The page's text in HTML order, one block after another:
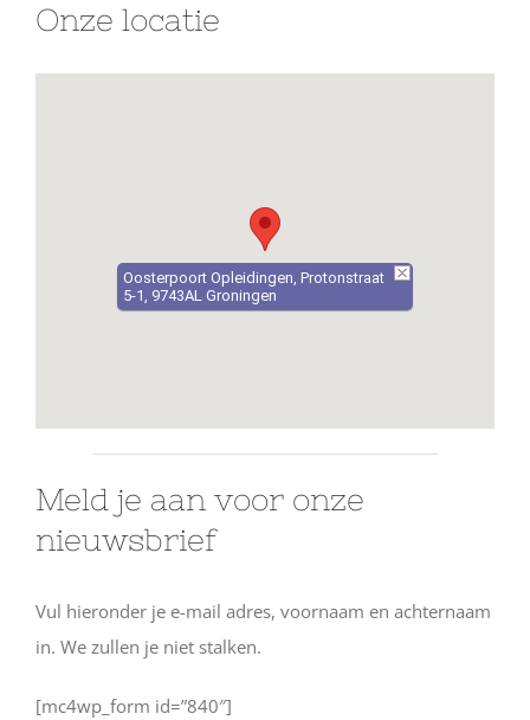
Onze locatie
Oosterpoort Opleidingen, Protonstraat
5-1, 9743AL Groningen
Meld je aan voor onze
nieuwsbrief
Vul hieronder je e-mail adres, voornaam en achternaam
in. We zullen je niet stalken.
[mc4wp_form id=”840″]